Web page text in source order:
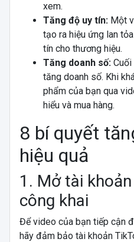
xem.
Tăng độ uy tín:Một
tạo ra hiệu ứng lan
tín cho thương hiệu.
Tăng doanh số:Cuối
tăng doanh số. Khi
phẩm của bạn qua
hiểu và mua hàng.
8 bí quyết
hiệu quả
1. Mở tài
công khai
Để video của bạn tiếp cận
hãy đảm bảo tài khoản